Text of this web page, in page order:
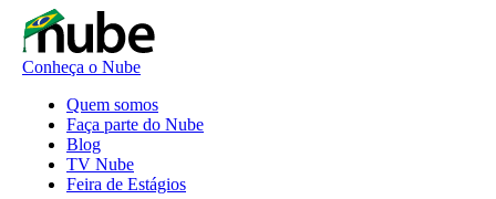
Conheça o Nube
Quem somos
Faça parte do Nube
Blog
TV Nube
Feira de Estágios